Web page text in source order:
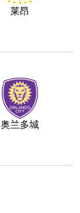
莱昂
奥兰多城